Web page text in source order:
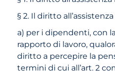
§ 2. Il diritto all’assistenza
a) per i dipendenti, con
rapporto di lavoro,
diritto a percepire la
termini di cui all’art. 2